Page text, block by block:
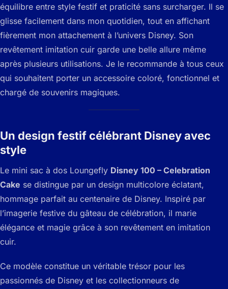
équilibre entre style festif et praticité sans surcharger. Il se
glisse facilement dans mon quotidien, tout en affichant
fièrement mon attachement à l’univers Disney. Son
revêtement imitation cuir garde une belle allure même
après plusieurs utilisations. Je le recommande à tous ceux
qui souhaitent porter un accessoire coloré, fonctionnel et
chargé de souvenirs magiques.
Un design festif célébrant Disney avec
style
Le mini sac à dos Loungefly Disney 100 – Celebration
Cake se distingue par un design multicolore éclatant,
hommage parfait au centenaire de Disney. Inspiré par
l’imagerie festive du gâteau de célébration, il marie
élégance et magie grâce à son revêtement en imitation
cuir.
Ce modèle constitue un véritable trésor pour les
passionnés de Disney et les collectionneurs de